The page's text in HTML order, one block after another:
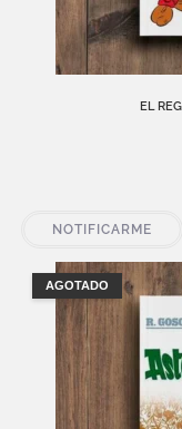
EL
NOTIFICARME
AGOTADO